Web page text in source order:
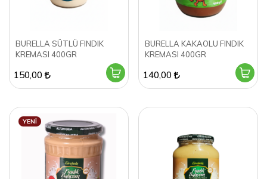
BURELLA SÜTLÜ FINDIK
KREMASI 400GR
150,00
BURELLA KAKAOLU FINDIK
KREMASI 400GR
140,00
YENI